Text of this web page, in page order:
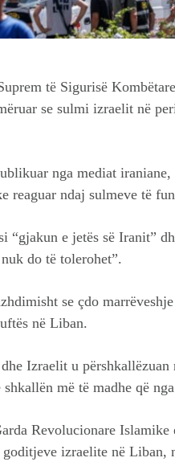
të Sigurisë
se sulmi izraelit në
nga mediat
reaguar ndaj sulmeve të
“gjakun e jetës së Iranit”
do të tolerohet”.
se çdo
në Liban.
Izraelit u
shkallën më të madhe që
Revolucionare
izraelite në Liban,